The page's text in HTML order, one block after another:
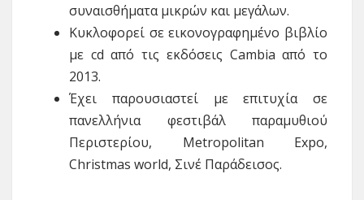
συναισθήματα μικρών και μεγάλων.
Κυκλοφορεί σε εικονογραφημένο βιβλίο
με cd από τις εκδόσεις Cambia από το
2013.
Έχει παρουσιαστεί με επιτυχία σε
πανελλήνια φεστιβάλ παραμυθιού
Περιστερίου, Metropolitan Expo,
Christmas world, Σινέ Παράδεισος.